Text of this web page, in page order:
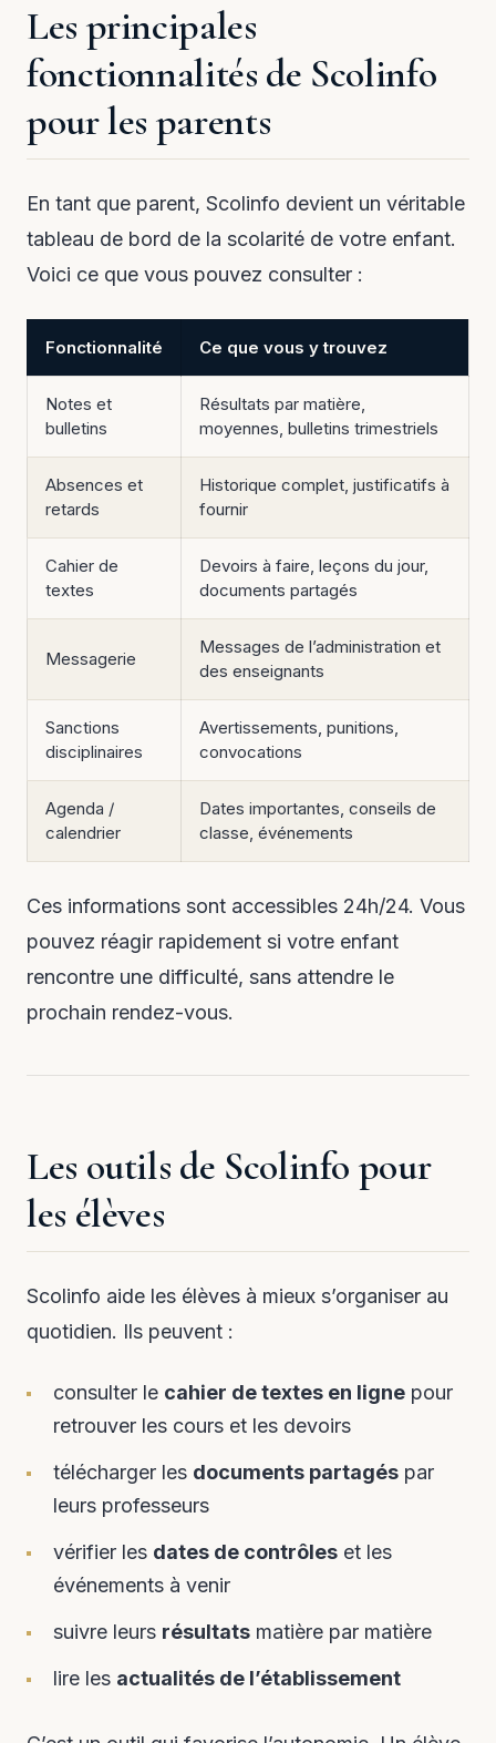
Les principales
fonctionnalités de Scolinfo
pour les parents
En tant que parent, Scolinfo devient un véritable
tableau de bord de la scolarité de votre enfant.
Voici ce que vous pouvez consulter :
Fonctionnalité Ce que vous y trouvez
Notes et
bulletins
Résultats par matière,
moyennes, bulletins trimestriels
Absences et
retards
Historique complet, justificatifs à
fournir
Cahier de
textes
Devoirs à faire, leçons du jour,
documents partagés
Messagerie
Messages de l’administration et
des enseignants
Sanctions
disciplinaires
Avertissements, punitions,
convocations
Agenda /
calendrier
Dates importantes, conseils de
classe, événements
Ces informations sont accessibles 24h/24. Vous
pouvez réagir rapidement si votre enfant
rencontre une difficulté, sans attendre le
prochain rendez-vous.
Les outils de Scolinfo pour
les élèves
Scolinfo aide les élèves à mieux s’organiser au
quotidien. Ils peuvent :
consulter le cahier de textes en ligne pour
retrouver les cours et les devoirs
télécharger les documents partagés par
leurs professeurs
vérifier les dates de contrôles et les
événements à venir
suivre leurs résultats matière par matière
lire les actualités de l’établissement